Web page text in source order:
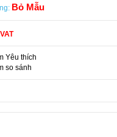
Bỏ Mẫu
Yêu thích
so sánh